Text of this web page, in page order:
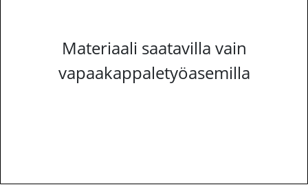
Materiaali saatavilla vain
vapaakappaletyöasemilla